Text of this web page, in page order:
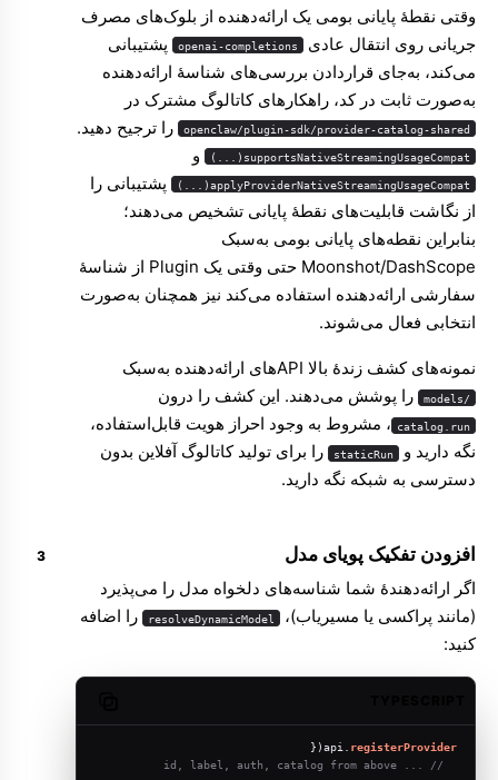
وقتی نقطهٔ پایانی بومی یک ارائه‌دهنده از بلوک‌های مصرف
جریانی روی انتقال عادی
openai-completions پشتیبانی
می‌کند، به‌جای قراردادن بررسی‌های شناسهٔ ارائه‌دهنده
به‌صورت ثابت در کد، راهکارهای کاتالوگ مشترک در
openclaw/plugin-sdk/provider-catalog-shared را ترجیح دهید.
supportsNativeStreamingUsageCompat(...) و
applyProviderNativeStreamingUsageCompat(...)
پشتیبانی را
از نگاشت قابلیت‌های نقطهٔ پایانی تشخیص می‌دهند؛
بنابراین نقطه‌های پایانی بومی به‌سبک
Moonshot/DashScope حتی وقتی یک Plugin از شناسهٔ
سفارشی ارائه‌دهنده استفاده می‌کند نیز همچنان به‌صورت
انتخابی فعال می‌شوند.
نمونه‌های کشف زندهٔ بالا APIهای ارائه‌دهنده به‌سبک
/models را پوشش می‌دهند. این کشف را درون
catalog.run ، مشروط به وجود احراز هویت قابل‌استفاده،
نگه دارید و
staticRun را برای تولید کاتالوگ آفلاین بدون
دسترسی به شبکه نگه دارید.
افزودن تفکیک پویای مدل
اگر ارائه‌دهندهٔ شما شناسه‌های دلخواه مدل را می‌پذیرد
(مانند پراکسی یا مسیریاب)،
resolveDynamicModel را اضافه
کنید:
api. registerProvider
({
// ... id, label, auth, catalog from above